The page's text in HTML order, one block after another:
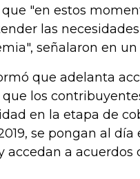
"en estos
las
señalaron en
que adelanta
los
en la etapa de
se pongan al día
accedan a acuerdos